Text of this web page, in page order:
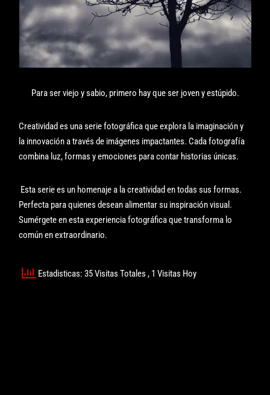
Para ser viejo y sabio, primero hay que ser joven y estúpido.
Creatividad es una serie fotográfica que explora la imaginación y
la innovación a través de imágenes impactantes. Cada fotografía
combina luz, formas y emociones para contar historias únicas.
Esta serie es un homenaje a la creatividad en todas sus formas.
Perfecta para quienes desean alimentar su inspiración visual.
Sumérgete en esta experiencia fotográfica que transforma lo
común en extraordinario.
Estadisticas: 35 Visitas Totales, 1 Visitas Hoy